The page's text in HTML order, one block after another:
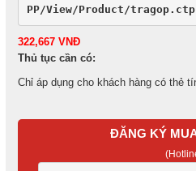
PP/View/Product/tragop.ctp
322,667 VNĐ
Thủ tục cần có:
Chỉ áp dụng cho khách hàng có thẻ
ĐĂNG KÝ